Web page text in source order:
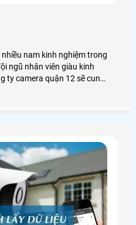
nam kinh nghiệm trong
ngũ nhân viên giàu kinh
ty camera quận 12 sẽ cung